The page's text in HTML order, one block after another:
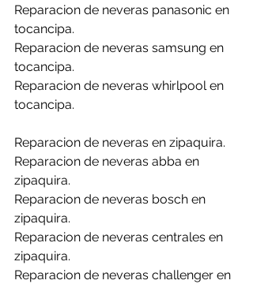
Reparacion de neveras panasonic en
tocancipa.
Reparacion de neveras samsung en
tocancipa.
Reparacion de neveras whirlpool en
tocancipa.
Reparacion de neveras en zipaquira.
Reparacion de neveras abba en
zipaquira.
Reparacion de neveras bosch en
zipaquira.
Reparacion de neveras centrales en
zipaquira.
Reparacion de neveras challenger en